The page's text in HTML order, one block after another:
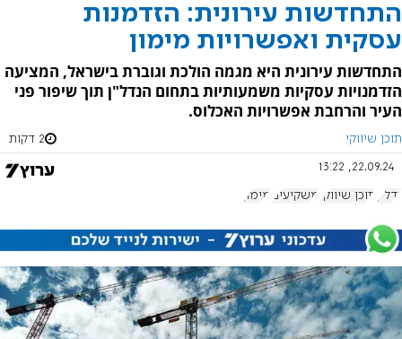
התחדשות עירונית: הזדמנות
עסקית ואפשרויות מימון
התחדשות עירונית היא מגמה הולכת וגוברת בישראל, המציעה
הזדמנויות עסקיות משמעותיות בתחום הנדל"ן תוך שיפור פני
העיר והרחבת אפשרויות האכלוס.
תוכן שיווקי 2 דקות
22.09.24, 13:22
נדל"ן תוכן שיווקי משקיעים מימון